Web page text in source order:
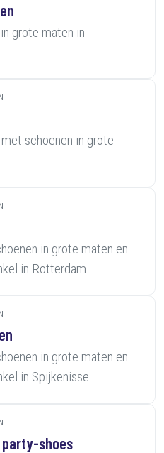
grote maten in
schoenen in grote
in grote maten en
in Rotterdam
in grote maten en
in Spijkenisse
shoes